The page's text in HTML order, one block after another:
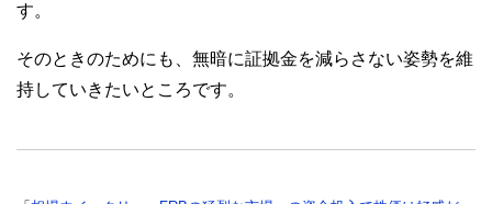
す。
そのときのためにも、無暗に証拠金を減らさない姿勢を維
持していきたいところです。